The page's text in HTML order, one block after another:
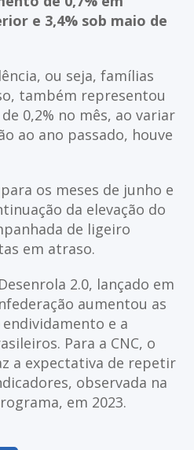
e 3,4% sob maio de
ou seja, famílias
também representou
0,2% no mês, ao variar
ao ano passado, houve
os meses de junho e
da elevação do
de ligeiro
em atraso.
2.0, lançado em
aumentou as
e a
Para a CNC, o
a expectativa de repetir
observada na
em 2023.